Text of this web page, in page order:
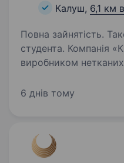
Калуш, 6,1 км
Повна зайнятість.
студента. Компанія «К.Текс» є провідним
виробником нетканих
вантажника як на
6 днів тому